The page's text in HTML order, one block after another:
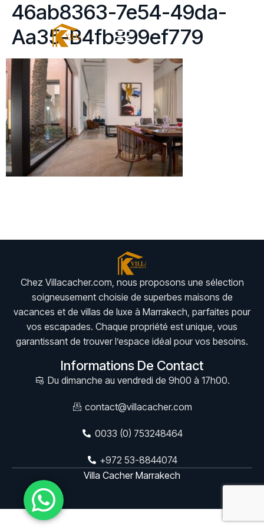
46ab8363-7e54-49da-
Aa35-B4fb899ef779
Chez Villacacher.com, nous proposons une sélection
soigneusement choisie de superbes maisons de
vacances et de villas de luxe à Marrakech, parfaites pour
vos escapades. Chaque propriété est unique, vous
garantissant de trouver l’espace idéal pour vos besoins.
Informations De Contact
Du dimanche au vendredi de 9h00 à 17h00.
contact@villacacher.com
0033 (0) 753248464
+972 53-8844074
Villa Cacher Marrakech